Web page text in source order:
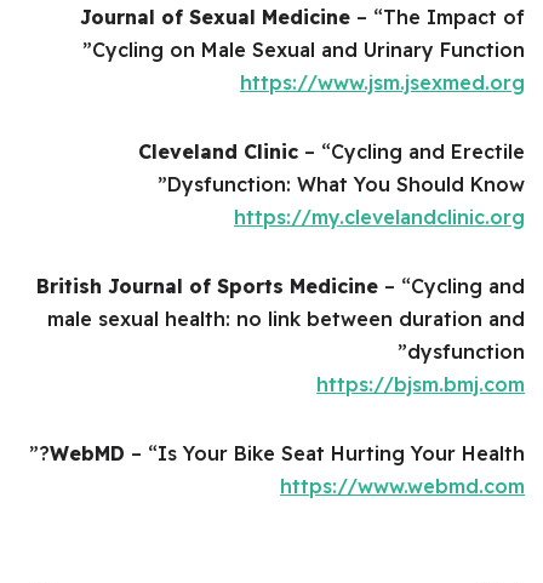
Journal of Sexual Medicine – “The Impact of
Cycling on Male Sexual and Urinary Function”
https://www.jsm.jsexmed.org
Cleveland Clinic – “Cycling and Erectile
Dysfunction: What You Should Know”
https://my.clevelandclinic.org
British Journal of Sports Medicine – “Cycling and
male sexual health: no link between duration and
dysfunction”
https://bjsm.bmj.com
WebMD – “Is Your Bike Seat Hurting Your Health?”
https://www.webmd.com